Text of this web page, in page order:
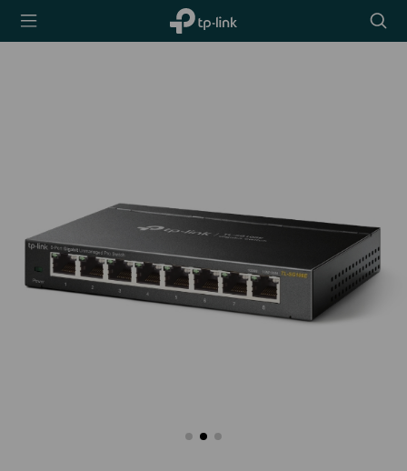
TP-Link,
Reliably
icon